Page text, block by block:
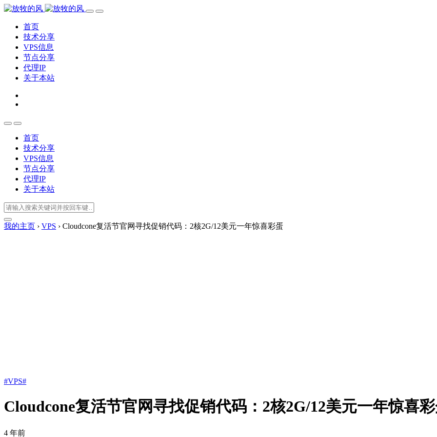
首页
技术分享
VPS信息
节点分享
代理IP
关于本站
首页
技术分享
VPS信息
节点分享
代理IP
关于本站
我的主页 › VPS › Cloudcone复活节官网寻找促销代码：2核2G/12美元一年惊喜彩蛋
#VPS#
Cloudcone复活节官网寻找促销代码：2核2G/12美元一年惊喜
4 年前